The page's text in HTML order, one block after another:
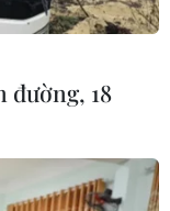
đường, 18